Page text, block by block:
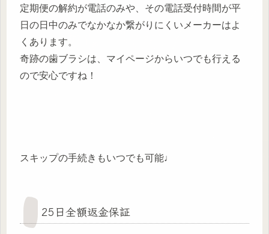
定期便の解約が電話のみや、その電話受付時間が平
日の日中のみでなかなか繋がりにくいメーカーはよ
くあります。
奇跡の歯ブラシは、マイページからいつでも行える
ので安心ですね！
スキップの手続きもいつでも可能♩
25日全額返金保証